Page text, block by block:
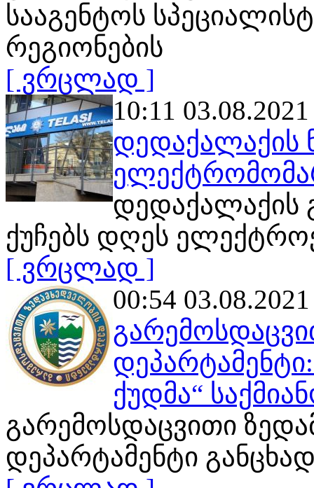
სააგენტოს
რეგიონების
[ ვრცლად ]
10:11 03.08.2021
დედაქალაქის
დედაქალაქის
ქუჩებს დღეს
[ ვრცლად ]
00:54 03.08.2021
ქუდმა“
გარემოსდაცვითი
დეპარტამენტი